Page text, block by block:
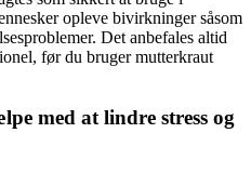
opleve bivirkninger såsom
Det anbefales altid
før du bruger mutterkraut
med at lindre stress og